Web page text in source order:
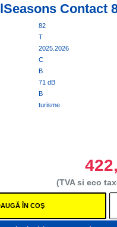
Contact
82
T
2025.2026
C
B
71 dB
B
turisme
(TVA si eco
ÎN COŞ